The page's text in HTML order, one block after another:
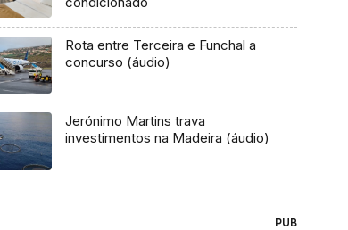
Rota entre Terceira e Funchal a
concurso (áudio)
Jerónimo Martins trava
investimentos na Madeira (áudio)
PUB